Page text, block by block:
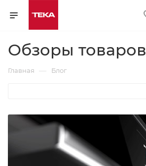
Обзоры товаров
Главная — Блог